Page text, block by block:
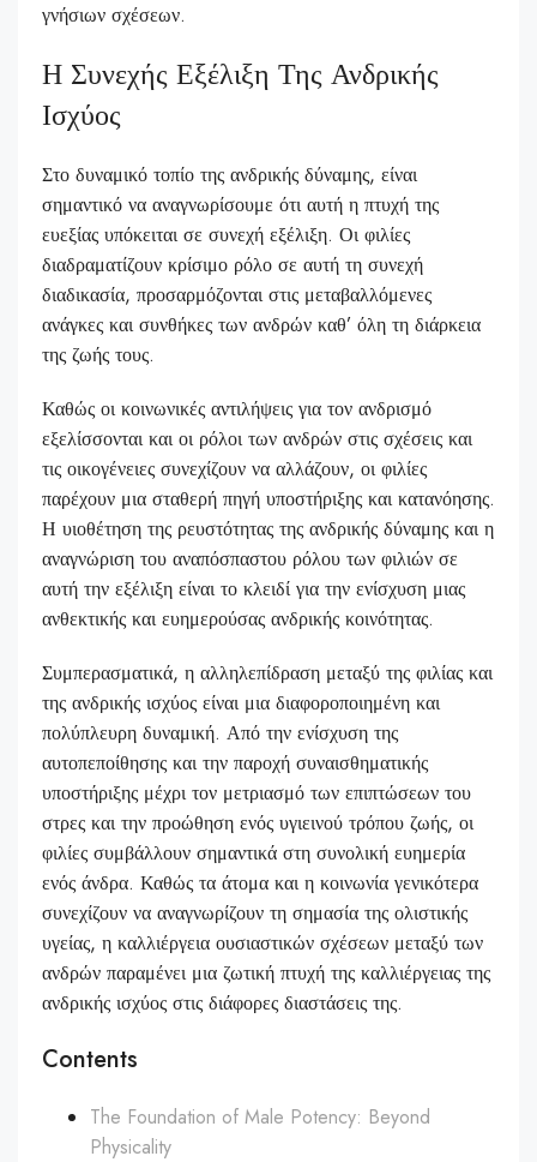
γνήσιων σχέσεων.
Η Συνεχής Εξέλιξη Της Ανδρικής
Ισχύος
Στο δυναμικό τοπίο της ανδρικής δύναμης, είναι
σημαντικό να αναγνωρίσουμε ότι αυτή η πτυχή της
ευεξίας υπόκειται σε συνεχή εξέλιξη. Οι φιλίες
διαδραματίζουν κρίσιμο ρόλο σε αυτή τη συνεχή
διαδικασία, προσαρμόζονται στις μεταβαλλόμενες
ανάγκες και συνθήκες των ανδρών καθ’ όλη τη διάρκεια
της ζωής τους.
Καθώς οι κοινωνικές αντιλήψεις για τον ανδρισμό
εξελίσσονται και οι ρόλοι των ανδρών στις σχέσεις και
τις οικογένειες συνεχίζουν να αλλάζουν, οι φιλίες
παρέχουν μια σταθερή πηγή υποστήριξης και κατανόησης.
Η υιοθέτηση της ρευστότητας της ανδρικής δύναμης και η
αναγνώριση του αναπόσπαστου ρόλου των φιλιών σε
αυτή την εξέλιξη είναι το κλειδί για την ενίσχυση μιας
ανθεκτικής και ευημερούσας ανδρικής κοινότητας.
Συμπερασματικά, η αλληλεπίδραση μεταξύ της φιλίας και
της ανδρικής ισχύος είναι μια διαφοροποιημένη και
πολύπλευρη δυναμική. Από την ενίσχυση της
αυτοπεποίθησης και την παροχή συναισθηματικής
υποστήριξης μέχρι τον μετριασμό των επιπτώσεων του
στρες και την προώθηση ενός υγιεινού τρόπου ζωής, οι
φιλίες συμβάλλουν σημαντικά στη συνολική ευημερία
ενός άνδρα. Καθώς τα άτομα και η κοινωνία γενικότερα
συνεχίζουν να αναγνωρίζουν τη σημασία της ολιστικής
υγείας, η καλλιέργεια ουσιαστικών σχέσεων μεταξύ των
ανδρών παραμένει μια ζωτική πτυχή της καλλιέργειας της
ανδρικής ισχύος στις διάφορες διαστάσεις της.
Contents
The Foundation of Male Potency: Beyond
Physicality